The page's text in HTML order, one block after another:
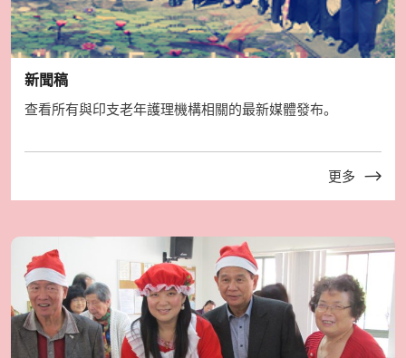
新聞稿
查看所有與印支老年護理機構相關的最新媒體發布。
更多